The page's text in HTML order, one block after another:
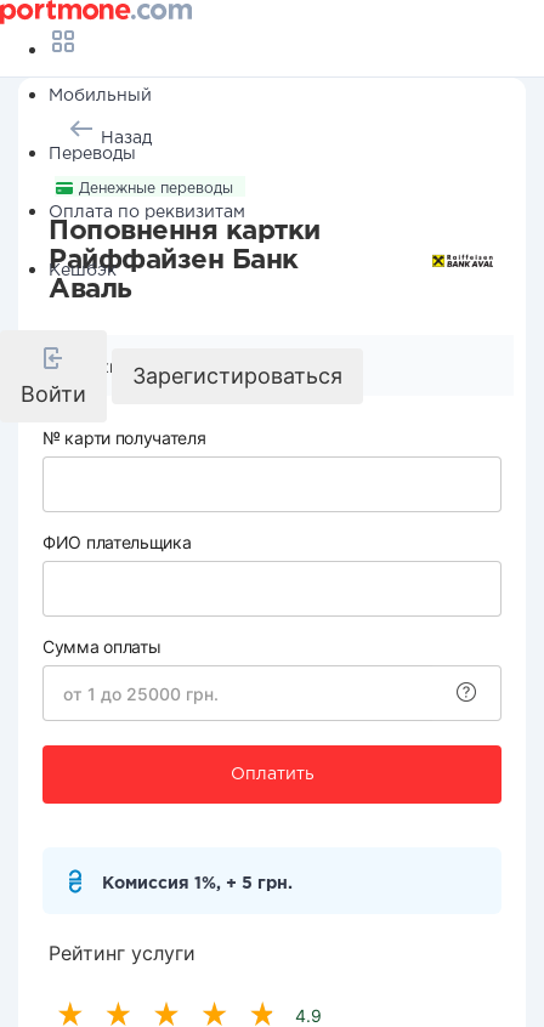
Мобильный
Переводы
Оплата по реквизитам
Кешбэк
Войти
Зарегистироваться
Назад
Денежные переводы
Поповнення картки
Райффайзен Банк
Аваль
Реквизиты компании
№ карти получателя
ФИО плательщика
Сумма оплаты
Оплатить
Комиссия 1%, + 5 грн.
Рейтинг услуги
4.9